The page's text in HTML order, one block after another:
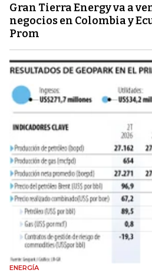
Gran Tierra Energy va a
negocios en Colombia y
Prom
ENERGÍA